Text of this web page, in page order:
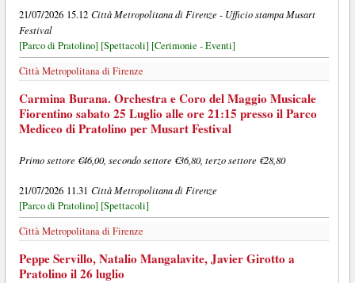
21/07/2026 15.12 Città Metropolitana di Firenze - Ufficio stampa Musart
Festival
[Parco di Pratolino] [Spettacoli] [Cerimonie - Eventi]
Città Metropolitana di Firenze
Carmina Burana. Orchestra e Coro del Maggio Musicale
Fiorentino sabato 25 Luglio alle ore 21:15 presso il Parco
Mediceo di Pratolino per Musart Festival
Primo settore €46,00, secondo settore €36,80, terzo settore €28,80
21/07/2026 11.31 Città Metropolitana di Firenze
[Parco di Pratolino] [Spettacoli]
Città Metropolitana di Firenze
Peppe Servillo, Natalio Mangalavite, Javier Girotto a
Pratolino il 26 luglio